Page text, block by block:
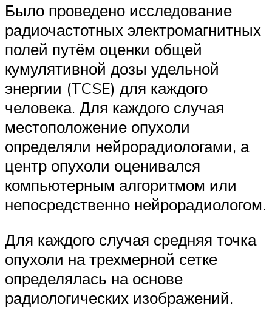
Было проведено исследование
радиочастотных электромагнитных
полей путём оценки общей
кумулятивной дозы удельной
энергии (TCSE) для каждого
человека. Для каждого случая
местоположение опухоли
определяли нейрорадиологами, а
центр опухоли оценивался
компьютерным алгоритмом или
непосредственно нейрорадиологом.
Для каждого случая средняя точка
опухоли на трехмерной сетке
определялась на основе
радиологических изображений.